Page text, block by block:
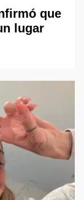
que
lugar